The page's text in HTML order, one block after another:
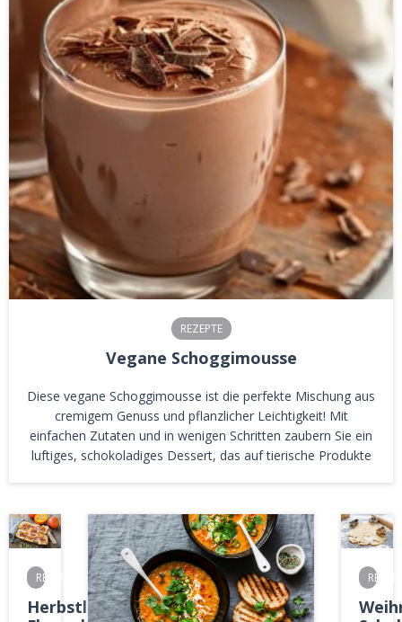
REZEPTE
Vegane Schoggimousse
Diese vegane Schoggimousse ist die perfekte Mischung aus
cremigem Genuss und pflanzlicher Leichtigkeit! Mit
einfachen Zutaten und in wenigen Schritten zaubern Sie ein
luftiges, schokoladiges Dessert, das auf tierische Produkte
REZEPTE
Herbstlicher